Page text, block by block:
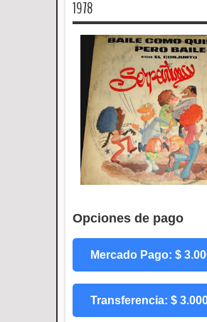
1978
Opciones de pago
Mercado Pago: $
Transferencia: $